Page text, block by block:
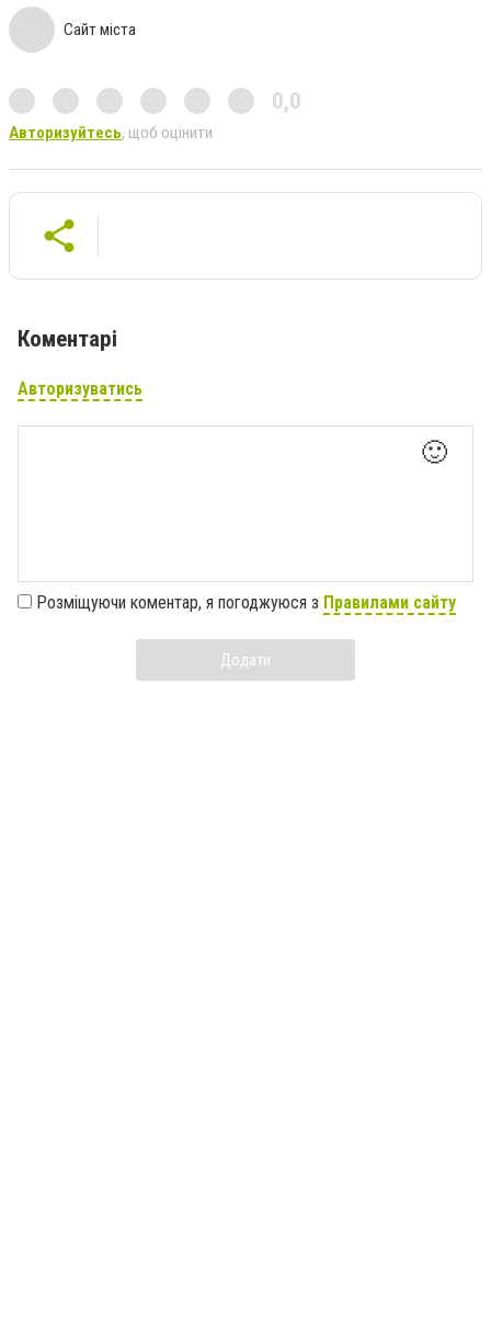
Сайт міста
0,0
Авторизуйтесь, щоб оцінити
Коментарі
Авторизуватись
🙂
Розміщуючи коментар, я погоджуюся з Правилами сайту
Додати